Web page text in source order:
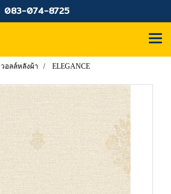
083-074-8725
วอลล์หลังผ้า ELEGANCE